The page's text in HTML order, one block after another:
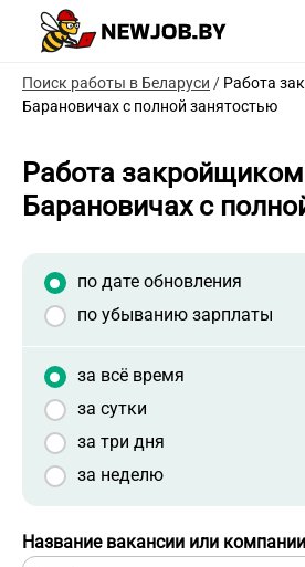
Поиск работы в Беларуси / Работа
Барановичах с полной занятостью
Работа
Барановичах с
Название вакансии или компании
по дате обновления
по убыванию зарплаты
за всё время
за сутки
за три дня
за неделю